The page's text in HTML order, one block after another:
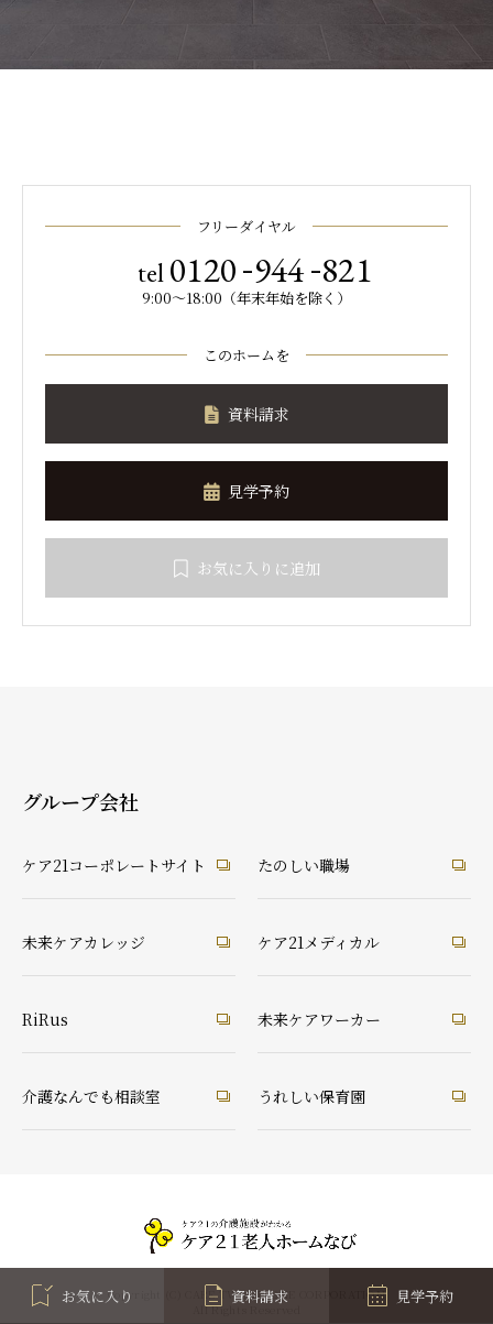
フリーダイヤル
tel0120-944-821
9:00～18:00（年末年始を除く）
このホームを
資料請求
見学予約
お気に入りに追加
グループ会社
ケア21コーポレートサイト たのしい職場
未来ケアカレッジ ケア21メディカル
RiRus 未来ケアワーカー
介護なんでも相談室 うれしい保育園
Copyright (C) CARE TWENTYONE CORPORATION
All Rights Reserved
お気に入り 資料請求 見学予約